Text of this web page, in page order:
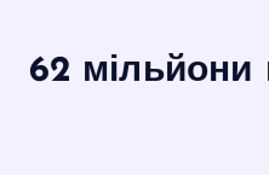
62 мільйони